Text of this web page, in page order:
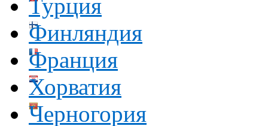
Турция
Финляндия
Франция
Хорватия
Черногория